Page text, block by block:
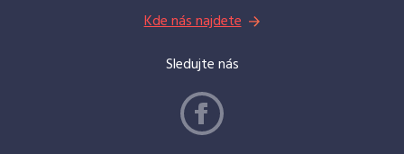
Kde nás najdete
Sledujte nás